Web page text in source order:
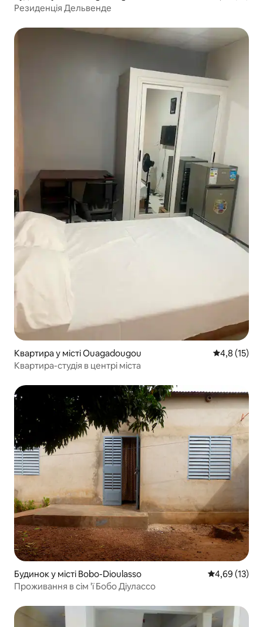
Резиденція Дельвенде
Квартира у місті Ouagadougou Середня
4,8 (15)
Квартира-студія в центрі міста
Будинок у місті Bobo-Dioulasso Середня
4,69 (13)
Проживання в сім 'ї Бобо Діулассо